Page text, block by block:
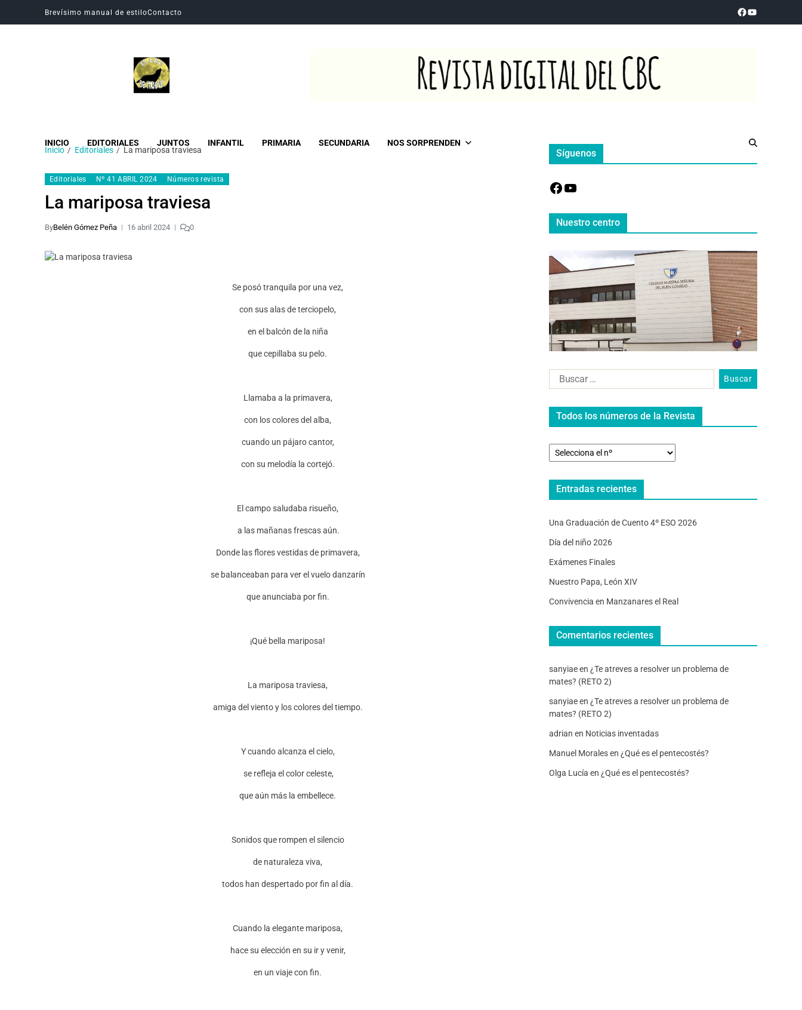
Brevísimo manual de estiloContacto
INICIO EDITORIALES JUNTOS INFANTIL PRIMARIA SECUNDARIA NOS SORPRENDEN
Inicio Editoriales La mariposa traviesa
Editoriales Nº 41 ABRIL 2024 Números revista
La mariposa traviesa
ByBelén Gómez Peña 16 abril 2024 0
Se posó tranquila por una vez,
con sus alas de terciopelo,
en el balcón de la niña
que cepillaba su pelo.
Llamaba a la primavera,
con los colores del alba,
cuando un pájaro cantor,
con su melodía la cortejó.
El campo saludaba risueño,
a las mañanas frescas aún.
Donde las flores vestidas de primavera,
se balanceaban para ver el vuelo danzarín
que anunciaba por fin.
¡Qué bella mariposa!
La mariposa traviesa,
amiga del viento y los colores del tiempo.
Y cuando alcanza el cielo,
se refleja el color celeste,
que aún más la embellece.
Sonidos que rompen el silencio
de naturaleza viva,
todos han despertado por fin al día.
Cuando la elegante mariposa,
hace su elección en su ir y venir,
en un viaje con fin.
Síguenos
Nuestro centro
Todos los números de la Revista
Entradas recientes
Una Graduación de Cuento 4º ESO 2026
Día del niño 2026
Exámenes Finales
Nuestro Papa, León XIV
Convivencia en Manzanares el Real
Comentarios recientes
sanyiaeen ¿Te atreves a resolver un problema de
mates? (RETO 2)
sanyiaeen ¿Te atreves a resolver un problema de
mates? (RETO 2)
adrian en Noticias inventadas
Manuel Moralesen ¿Qué es el pentecostés?
Olga Lucía en ¿Qué es el pentecostés?